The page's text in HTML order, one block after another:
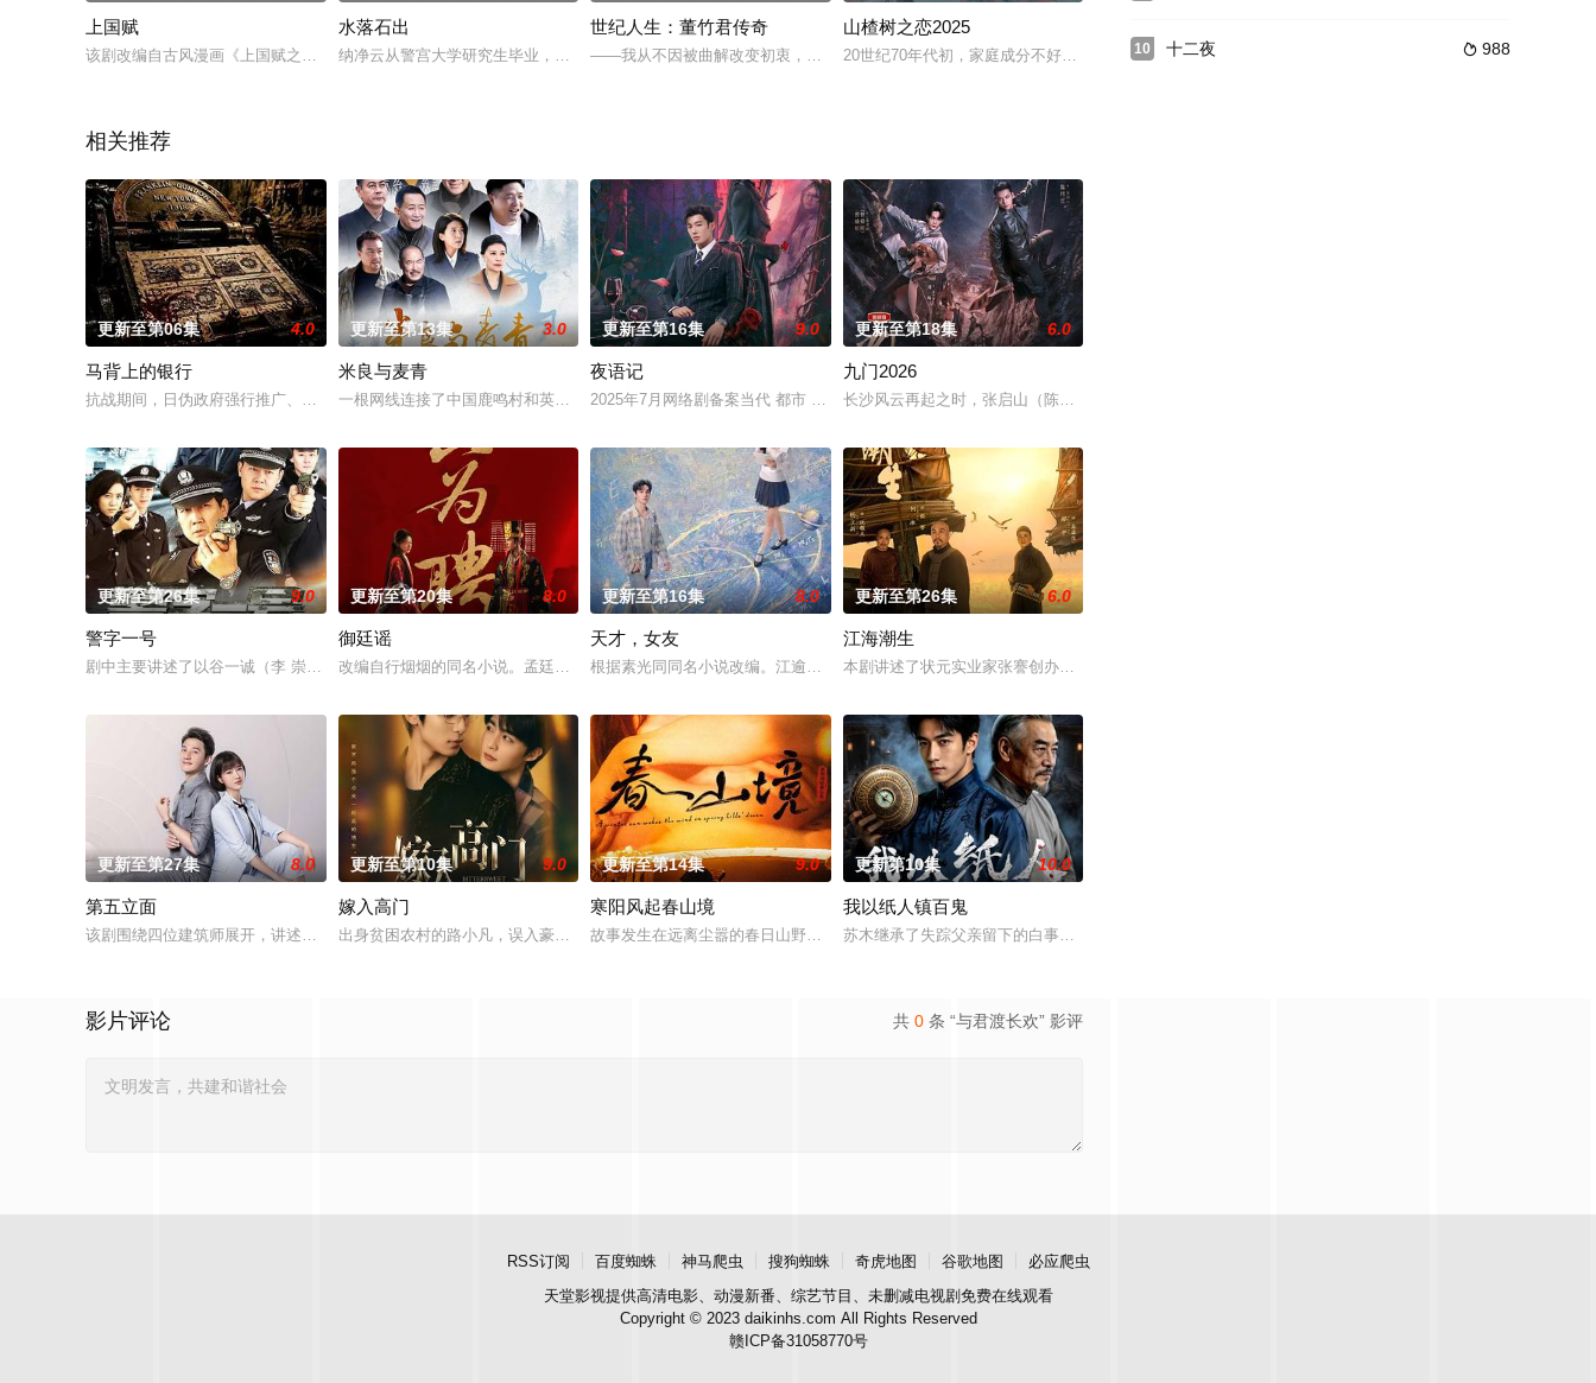
上国赋
该剧改编自古风漫画《上国赋之千堆雪》。罪臣之女玄芊草资质出众，一心想为父平冤，她积极寻找一个强有力的靠山；皇帝私生子尘同雪被太子算计，形势危
水落石出
纳净云从警宫大学研究生毕业，分配到东环市公安局。在回来的火车上他三拳两脚打跑了调戏姑娘的几个流氓，并因此结识了漂亮的女记者王彤。纳净云自己要
世纪人生：董竹君传奇
——我从不因被曲解改变初衷，不因冷落而怀疑信念，亦不因年迈而放慢脚步故事梗概：这部电视剧叙述了赫赫有名的锦江饭店的创始人女老板董
山楂树之恋2025
20世纪70年代初，家庭成分不好的静秋响应号召上山下乡，在西村坪采风编写村史，遇到了英俊有才气的老
相关推荐
更新至第06集 4.0
马背上的银行
抗战期间，日伪政府强行推广、使用由“中国准备银行”发行的伪钞货币。根据党中央指示，高景波、徐邵梁、孙希光和黄鹰等人开始筹备建立冀南银行，手艺
更新至第13集 3.0
米良与麦青
一根网线连接了中国鹿鸣村和英国牛津，麦香通过视频向米良宣告：婚不结了。鹿鸣村开了锅，村民大骂麦香是叛徒。麦香是婚前体检查出不孕症，从此走上虐
更新至第16集 9.0
夜语记
2025年7月网络剧备案当代 都市 海南越酷文化传媒有限公司
更新至第18集 6.0
九门2026
长沙风云再起之时，张启山（陈伟霆 饰）与吴老狗（曾舜晞 饰）强强联手，携手霍仙姑（陈瑶 饰）与九门诸
更新至第26集 9.0
警字一号
剧中主要讲述了以谷一诚（李 崇霄饰演）为代表的冀北市公安刑警用自己 的超凡的智慧与过人的勇气，屡破奇案、勇 擒元凶的故事，展现了人民警察的赤
更新至第20集 8.0
御廷谣
改编自行烟烟的同名小说。孟廷辉，大平王朝有史以来个以女子进士科三元及第入翰林院的奇女子。十年前的她被他从死人堆里救出来，蓬头垢面口齿不清。十
更新至第16集 8.0
天才，女友
根据素光同同名小说改编。江逾白长大以后，林知夏忽然对他说：“江逾白，我喜欢你，哲学和生物学意义上的喜欢。”那个夜晚，他脸颊微热，还听
更新至第26集 6.0
江海潮生
本剧讲述了状元实业家张謇创办大生企业，实业报国的故事。甲午战争后，国家蒙羞，张謇虽高中状元，却渴
更新至第27集 8.0
第五立面
该剧围绕四位建筑师展开，讲述了他们在中意合作项目中面对专业挑战与境外竞争，通过创新实践实现本土设计理念突破的故事。
更新至第10集 9.0
嫁入高门
出身贫困农村的路小凡，误入豪门，成为京城高官家族的入赘女婿。原以为这场婚姻能改变人生，却发现自己不过是掩盖秘密的工具。在陌生又残酷的世界里，
更新至第14集 9.0
寒阳风起春山境
故事发生在远离尘嚣的春日山野，两个孤独的人因机缘巧合相遇。一人背负过往伤痕，避世居于深山；一人心怀迷茫，于旅途中误入这片山林。在
更新第10集 10.0
我以纸人镇百鬼
苏木继承了失踪父亲留下的白事馆，本想低调扎纸维生，却因一具流血的新娘纸人卷入了一场跨越十年的惊天
共 0 条 “与君渡长欢” 影评
影片评论
10  988
十二夜
RSS订阅 百度蜘蛛 神马爬虫 搜狗蜘蛛 奇虎地图 谷歌地图
必应爬虫
天堂影视提供高清电影、动漫新番、综艺节目、未删减电视剧免费在线观看
Copyright © 2023 daikinhs.com All Rights Reserved
赣ICP备31058770号